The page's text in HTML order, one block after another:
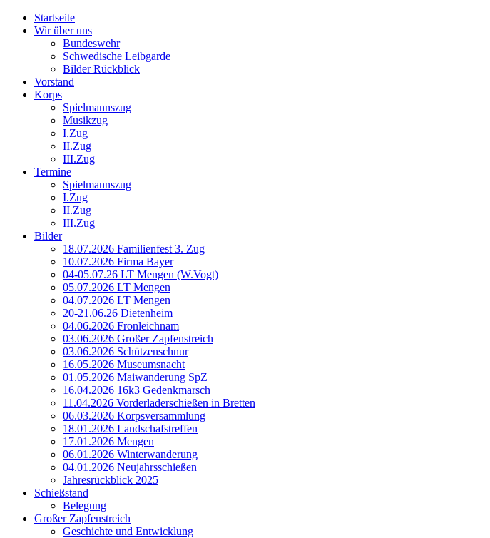
Startseite
Wir über uns
Bundeswehr
Schwedische Leibgarde
Bilder Rückblick
Vorstand
Korps
Spielmannszug
Musikzug
I.Zug
II.Zug
III.Zug
Termine
Spielmannszug
I.Zug
II.Zug
III.Zug
Bilder
18.07.2026 Familienfest 3. Zug
10.07.2026 Firma Bayer
04-05.07.26 LT Mengen (W.Vogt)
05.07.2026 LT Mengen
04.07.2026 LT Mengen
20-21.06.26 Dietenheim
04.06.2026 Fronleichnam
03.06.2026 Großer Zapfenstreich
03.06.2026 Schützenschnur
16.05.2026 Museumsnacht
01.05.2026 Maiwanderung SpZ
16.04.2026 16k3 Gedenkmarsch
11.04.2026 Vorderladerschießen in Bretten
06.03.2026 Korpsversammlung
18.01.2026 Landschafstreffen
17.01.2026 Mengen
06.01.2026 Winterwanderung
04.01.2026 Neujahrsschießen
Jahresrückblick 2025
Schießstand
Belegung
Großer Zapfenstreich
Geschichte und Entwicklung